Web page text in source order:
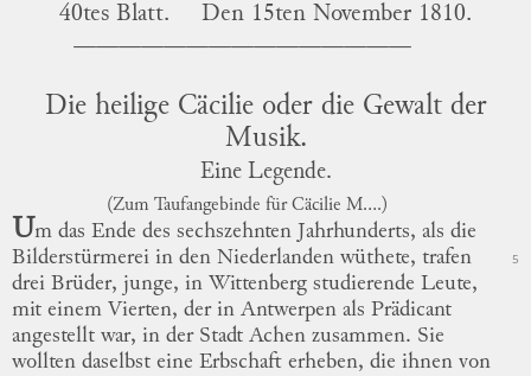
40tes Blatt. Den15ten November 1810.
Die heilige Cäcilie oder die Gewalt der
Musik.
Eine Legende.
(Zum Taufangebinde fürCäcilie M....)
Um das Ende des sechszehnten Jahrhunderts, als die
Bilderstürmerei in den Niederlanden wüthete, trafen 5
drei Brüder, junge, in Wittenberg studierende Leute,
mit einem Vierten, der in Antwerpen als Prädicant
angestellt war, in der Stadt Achen zusammen. Sie
wollten daselbst eine Erbschaft erheben, die ihnen von